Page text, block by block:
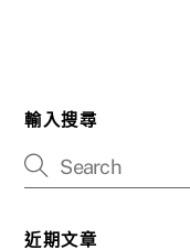
輸入搜尋
近期文章